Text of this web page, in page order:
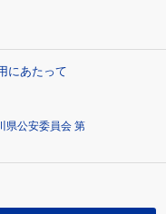
にあたって
県公安委員会 第